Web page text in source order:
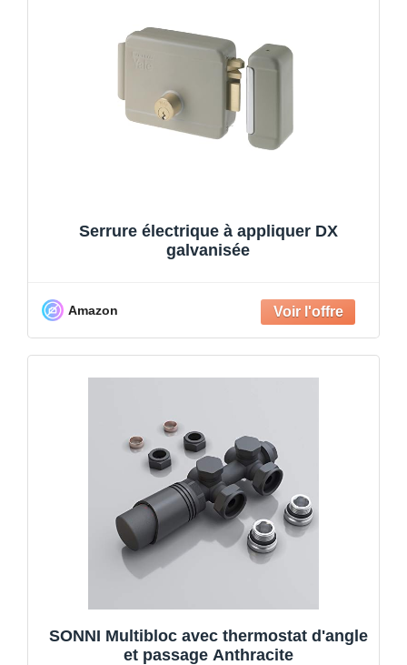
Serrure électrique à appliquer DX
galvanisée
Amazon
SONNI Multibloc avec thermostat d'angle
et passage Anthracite